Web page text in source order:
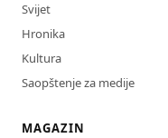
Svijet
Hronika
Kultura
Saopštenje za medije
MAGAZIN